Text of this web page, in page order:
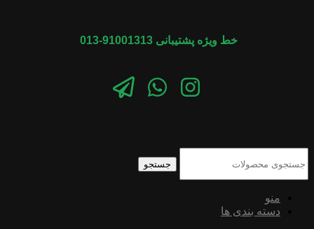
خط ویژه پشتیبانی 91001313-013
جستجو
منو
دسته بندی ها